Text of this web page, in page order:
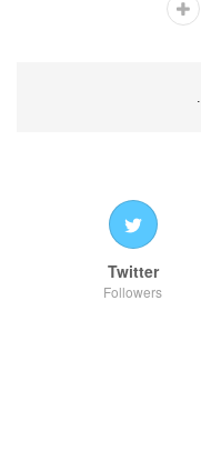
Twitter
Followers